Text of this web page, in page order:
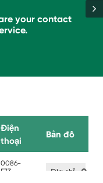
your contact
Điện
thoại
Bản đồ
0086-
573-
Địa chỉ